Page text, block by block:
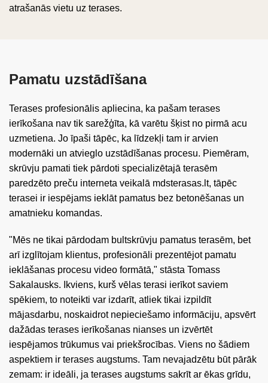
atrašanās vietu uz terases.
Pamatu uzstādīšana
Terases profesionālis apliecina, ka pašam terases
ierīkošana nav tik sarežģīta, kā varētu šķist no pirmā acu
uzmetiena. Jo īpaši tāpēc, ka līdzekļi tam ir arvien
modernāki un atvieglo uzstādīšanas procesu. Piemēram,
skrūvju pamati tiek pārdoti specializētajā terasēm
paredzēto preču interneta veikalā mdsterasas.lt, tāpēc
terasei ir iespējams ieklāt pamatus bez betonēšanas un
amatnieku komandas.
"Mēs ne tikai pārdodam bultskrūvju pamatus terasēm, bet
arī izglītojam klientus, profesionāli prezentējot pamatu
ieklāšanas procesu video formātā," stāsta Tomass
Sakalausks. Ikviens, kurš vēlas terasi ierīkot saviem
spēkiem, to noteikti var izdarīt, atliek tikai izpildīt
mājasdarbu, noskaidrot nepieciešamo informāciju, apsvērt
dažādas terases ierīkošanas nianses un izvērtēt
iespējamos trūkumus vai priekšrocības. Viens no šādiem
aspektiem ir terases augstums. Tam nevajadzētu būt pārāk
zemam: ir ideāli, ja terases augstums sakrīt ar ēkas grīdu,